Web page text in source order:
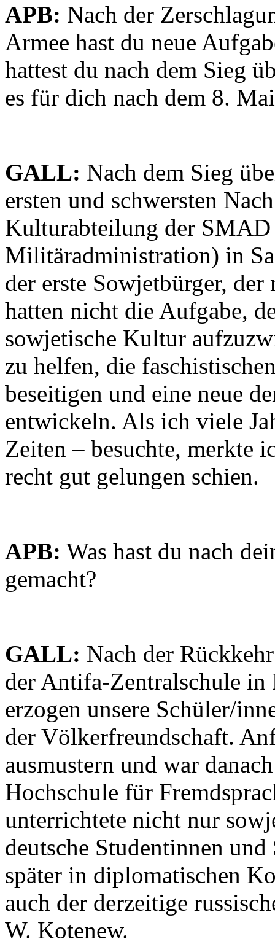
APB: Nach der
Armee hast du neue
hattest du nach dem Sieg
es für dich nach dem 8.
GALL: Nach dem Sieg
ersten und schwersten
Kulturabteilung der SMAD
Militäradministration) in
der erste Sowjetbürger,
hatten nicht die Aufgabe,
sowjetische Kultur
zu helfen, die
beseitigen und eine neue
entwickeln. Als ich viele
Zeiten – besuchte, merkte
recht gut gelungen schien.
APB: Was hast du nach
gemacht?
GALL: Nach der
der Antifa-Zentralschule
erzogen unsere Schüler/
der Völkerfreundschaft.
ausmustern und war
Hochschule für
unterrichtete nicht nur
deutsche Studentinnen
später in diplomatischen
auch der derzeitige
W. Kotenew.